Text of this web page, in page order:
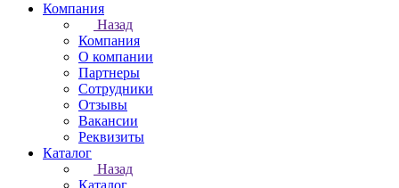
Компания
Назад
Компания
О компании
Партнеры
Сотрудники
Отзывы
Вакансии
Реквизиты
Каталог
Назад
Каталог